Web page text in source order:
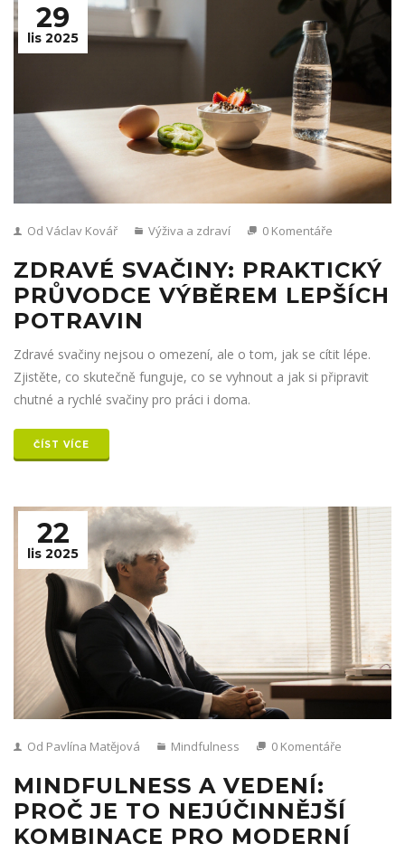
29
lis 2025
Od Václav Kovář Výživa a zdraví 0 Komentáře
ZDRAVÉ SVAČINY: PRAKTICKÝ
PRŮVODCE VÝBĚREM LEPŠÍCH
POTRAVIN
Zdravé svačiny nejsou o omezení, ale o tom, jak se cítit lépe.
Zjistěte, co skutečně funguje, co se vyhnout a jak si připravit
chutné a rychlé svačiny pro práci i doma.
ČÍST VÍCE
22
lis 2025
Od Pavlína Matějová Mindfulness 0 Komentáře
MINDFULNESS A VEDENÍ:
PROČ JE TO NEJÚČINNĚJŠÍ
KOMBINACE PRO MODERNÍ